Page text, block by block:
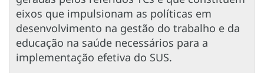
eixos que impulsionam as políticas em
desenvolvimento na gestão do trabalho e da
educação na saúde necessários para a
implementação efetiva do SUS.